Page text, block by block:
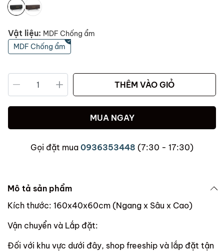
Vật liệu: MDF Chống ẩm
MDF Chống ẩm
THÊM VÀO GIỎ
MUA NGAY
Gọi đặt mua 0936353448 (7:30 - 17:30)
Mô tả sản phẩm
Kích thước: 160x40x60cm (Ngang x Sâu x Cao)
Vận chuyển và Lắp đặt:
Đối với khu vực dưới đây, shop freeship và lắp đặt tận